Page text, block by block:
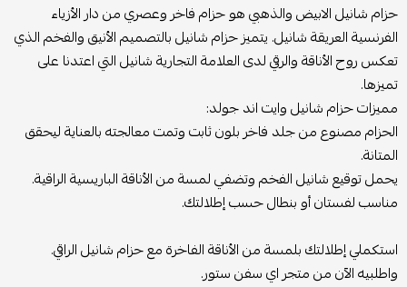
حزام شانيل الابيض والذهبي هو حزام فاخر وعصري من دار الأزياء
الفرنسية العريقة شانيل. يتميز حزام شانيل بالتصميم الأنيق والفخم الذي
تعكس روح الأناقة والرقي لدى العلامة التجارية شانيل التي اعتدنا على
تميزها.
مميزات حزام شانيل وايت اند جولد:
الحزام مصنوع من جلد فاخر بلون ثابت وتمت معالجته بالعناية ليحقق
المتانة.
يحمل توقيع شانيل الفخم وتضفي لمسة من الأناقة الباريسية الراقية.
مناسب لفستان أو بنطال حسب إطلالتك.
استكملي إطلالتك بلمسة من الأناقة الفاخرة مع حزام شانيل الراقي.
واطلبيه الآن من متجر اي سفن ستور.